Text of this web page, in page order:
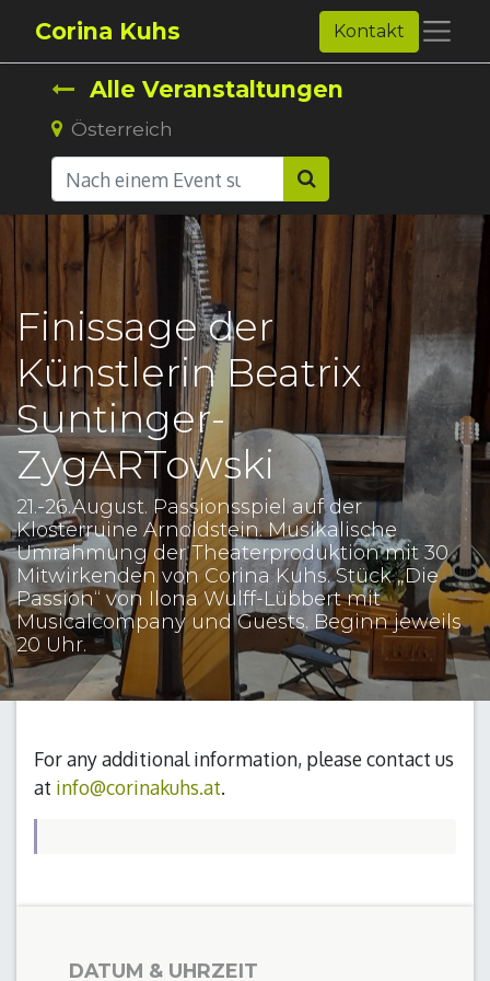
Corina Kuhs Kontakt
Alle Veranstaltungen
Österreich
Finissage der
Künstlerin Beatrix
Suntinger-
ZygARTowski
21.-26.August. Passionsspiel auf der
Klosterruine Arnoldstein. Musikalische
Umrahmung der Theaterproduktion mit 30
Mitwirkenden von Corina Kuhs. Stück „Die
Passion“ von Ilona Wulff-Lübbert mit
Musicalcompany und Guests. Beginn jeweils
20 Uhr.
For any additional information, please contact us
at info@corinakuhs.at.
DATUM & UHRZEIT